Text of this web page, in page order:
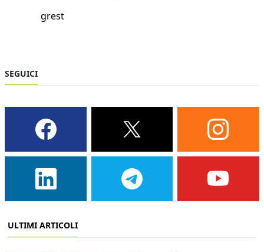
grest
SEGUICI
ULTIMI ARTICOLI